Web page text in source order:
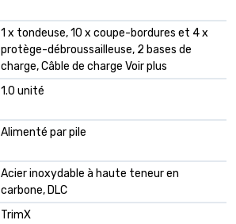
1 x tondeuse, 10 x coupe-bordures et 4 x
protège-débroussailleuse, 2 bases de
charge, Câble de charge Voir plus
1.0 unité
Alimenté par pile
Acier inoxydable à haute teneur en
carbone, DLC
TrimX